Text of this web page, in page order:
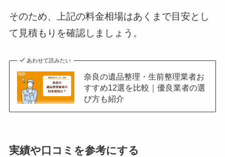
そのため、上記の料金相場はあくまで目安とし
て見積もりを確認しましょう。
あわせて読みたい
奈良の遺品整理・生前整理業者お
すすめ12選を比較｜優良業者の選
び方も紹介
実績や口コミを参考にする